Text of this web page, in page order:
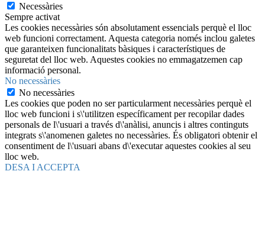
Necessàries
Sempre activat
Les cookies necessàries són absolutament essencials perquè el lloc
web funcioni correctament. Aquesta categoria només inclou galetes
que garanteixen funcionalitats bàsiques i característiques de
seguretat del lloc web. Aquestes cookies no emmagatzemen cap
informació personal.
No necessàries
No necessàries
Les cookies que poden no ser particularment necessàries perquè el
lloc web funcioni i s\'utilitzen específicament per recopilar dades
personals de l\'usuari a través d\'anàlisi, anuncis i altres continguts
integrats s\'anomenen galetes no necessàries. És obligatori obtenir el
consentiment de l\'usuari abans d\'executar aquestes cookies al seu
lloc web.
DESA I ACCEPTA